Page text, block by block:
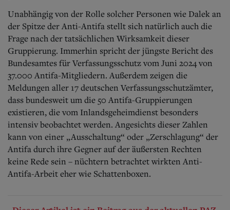
Unabhängig von der Rolle solcher Personen wie Dalek an
der Spitze der Anti-Antifa stellt sich natürlich auch die
Frage nach der tatsächlichen Wirksamkeit dieser
Gruppierung. Immerhin spricht der jüngste Bericht des
Bundesamtes für Verfassungsschutz vom Juni 2024 von
37.000 Antifa-Mitgliedern. Außerdem zeigen die
Meldungen aller 17 deutschen Verfassungsschutzämter,
dass bundesweit um die 50 Antifa-Gruppierungen
existieren, die vom Inlandsgeheimdienst besonders
intensiv beobachtet werden. Angesichts dieser Zahlen
kann von einer „Ausschaltung“ oder „Zerschlagung“ der
Antifa durch ihre Gegner auf der äußersten Rechten
keine Rede sein – nüchtern betrachtet wirkten Anti-
Antifa-Arbeit eher wie Schattenboxen.